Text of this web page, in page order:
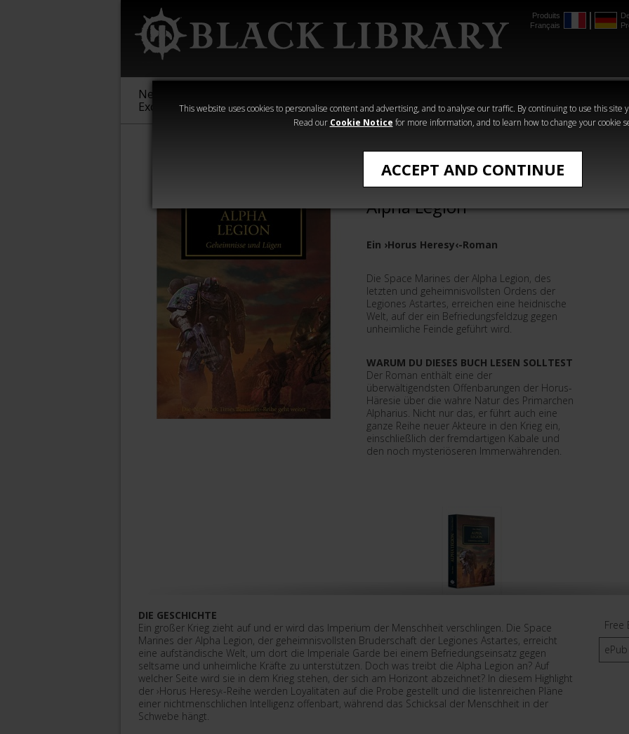
This website uses cookies to personalise content and advertising, and to analyse our traffic. By continuing to use this site
Read our Cookie Notice for more information, and to learn how to change your cookie
ACCEPT AND CONTINUE
Produits
Français
New &
Exclusive
Sigmar
40,000
Heresy
Crime
Horror
The Horus Heresy Buch 7:
Alpha Legion
Ein ›Horus Heresy‹-Roman
Die Space Marines der Alpha Legion, des
letzten und geheimnisvollsten Ordens der
Legiones Astartes, erreichen eine heidnische
Welt, auf der ein Befriedungsfeldzug gegen
unheimliche Feinde geführt wird.
WARUM DU DIESES BUCH LESEN SOLLTEST
Der Roman enthält eine der
überwältigendsten Offenbarungen der Horus-
Häresie über die wahre Natur des Primarchen
Alpharius. Nicht nur das, er führt auch eine
ganze Reihe neuer Akteure in den Krieg ein,
einschließlich der fremdartigen Kabale und
den noch mysteriöseren Immerwährenden.
DIE GESCHICHTE
Ein großer Krieg zieht auf und er wird das Imperium der Menschheit verschlingen. Die Space
Marines der Alpha Legion, der geheimnisvollsten Bruderschaft der Legiones Astartes, erreicht
eine aufständische Welt, um dort die Imperiale Garde bei einem Befriedungseinsatz gegen
seltsame und unheimliche Kräfte zu unterstützen. Doch was treibt die Alpha Legion an? Auf
welcher Seite wird sie in dem Krieg stehen, der sich am Horizont abzeichnet? In diesem Highlight
der ›Horus Heresy‹-Reihe werden Loyalitäten auf die Probe gestellt und die listenreichen Pläne
einer nichtmenschlichen Intelligenz offenbart, während das Schicksal der Menschheit in der
Schwebe hängt.
Free
ePub